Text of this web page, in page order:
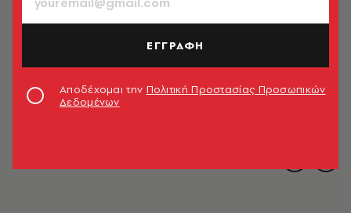
ΕΓΓΡΑΦΗ
Αποδέχομαι την Πολιτική Προστασίας Προσωπικών
Δεδομένων